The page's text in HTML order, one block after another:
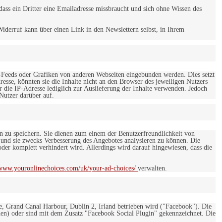
ein Dritter eine Emailadresse missbraucht und sich ohne Wissen des
kann über einen Link in den Newslettern selbst, in Ihrem
oder Grafiken von anderen Webseiten eingebunden werden. Dies setzt
könnten sie die Inhalte nicht an den Browser des jeweiligen Nutzers
IP-Adresse lediglich zur Auslieferung der Inhalte verwenden. Jedoch
darüber auf.
speichern. Sie dienen zum einem der Benutzerfreundlichkeit von
sie zwecks Verbesserung des Angebotes analysieren zu können. Die
komplett verhindert wird. Allerdings wird darauf hingewiesen, dass die
uk/your-ad-choices/ verwalten.
Grand Canal Harbour, Dublin 2, Irland betrieben wird ("Facebook"). Die
oder sind mit dem Zusatz "Facebook Social Plugin" gekennzeichnet. Die